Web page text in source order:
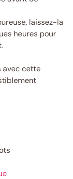
laissez-la
heures pour
avec cette